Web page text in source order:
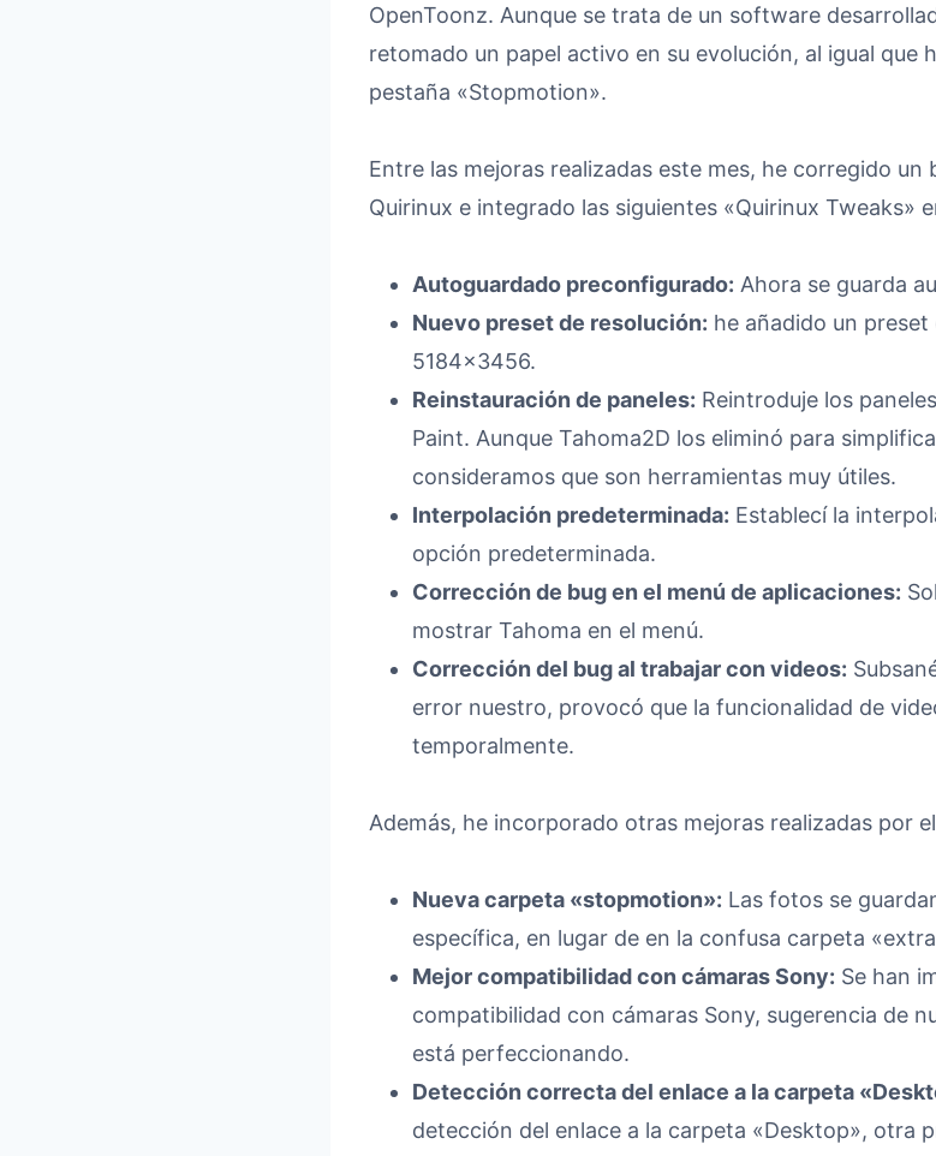
OpenToonz. Aunque se trata de un software
retomado un papel activo en su evolución, al igual que
pestaña «Stopmotion».
Entre las mejoras realizadas este mes, he corregido un
Quirinux e integrado las siguientes «Quirinux Tweaks»
Autoguardado preconfigurado: Ahora se guarda
Nuevo preset de resolución: he añadido un preset
5184×3456.
Reinstauración de paneles: Reintroduje los
Paint. Aunque Tahoma2D los eliminó para
consideramos que son herramientas muy útiles.
Interpolación predeterminada: Establecí la
opción predeterminada.
Corrección de bug en el menú de aplicaciones:
mostrar Tahoma en el menú.
Corrección del bug al trabajar con videos:
error nuestro, provocó que la funcionalidad de
temporalmente.
Además, he incorporado otras mejoras realizadas por
Nueva carpeta «stopmotion»: Las fotos se
específica, en lugar de en la confusa carpeta
Mejor compatibilidad con cámaras Sony: Se han
compatibilidad con cámaras Sony, sugerencia de
está perfeccionando.
Detección correcta del enlace a la carpeta
detección del enlace a la carpeta «Desktop», otra